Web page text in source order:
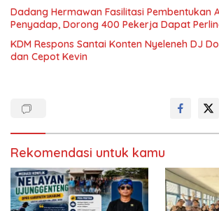
Dadang Hermawan Fasilitasi Pembentukan
Penyadap, Dorong 400 Pekerja Dapat
KDM Respons Santai Konten Nyeleneh DJ
dan Cepot Kevin
Rekomendasi untuk kamu